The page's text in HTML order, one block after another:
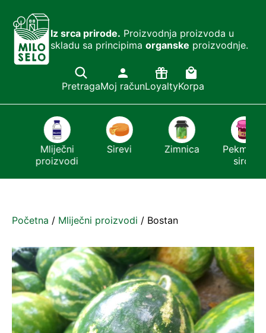
Iz srca prirode. Proizvodnja proizvoda u
skladu sa principima organske proizvodnje.
PretragaMoj računLoyaltyKorpa
Mliječni
proizvodi
Sirevi Zimnica
Pekmezi i
sirće
Početna / Mliječni proizvodi / Bostan